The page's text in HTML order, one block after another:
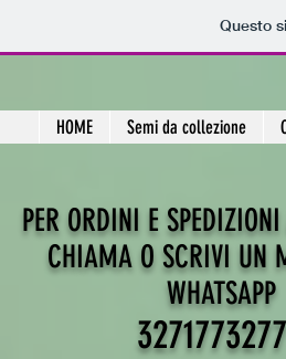
Questo
HOME Semi da collezione
PER ORDINI E
CHIAMA O SCRIVI UN
WHATSAPP
3271773277